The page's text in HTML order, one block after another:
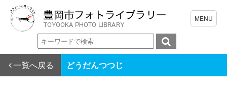
一覧へ戻る どうだんつつじ